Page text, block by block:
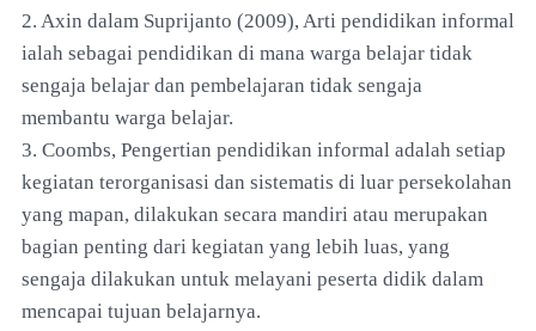
2. Axin dalam Suprijanto (2009), Arti pendidikan informal
ialah sebagai pendidikan di mana warga belajar tidak
sengaja belajar dan pembelajaran tidak sengaja
membantu warga belajar.
3. Coombs, Pengertian pendidikan informal adalah setiap
kegiatan terorganisasi dan sistematis di luar persekolahan
yang mapan, dilakukan secara mandiri atau merupakan
bagian penting dari kegiatan yang lebih luas, yang
sengaja dilakukan untuk melayani peserta didik dalam
mencapai tujuan belajarnya.